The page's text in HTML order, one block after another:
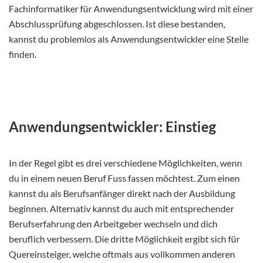
Fachinformatiker für Anwendungsentwicklung wird mit einer
Abschlussprüfung abgeschlossen. Ist diese bestanden,
kannst du problemlos als Anwendungsentwickler eine Stelle
finden.
Anwendungsentwickler: Einstieg
In der Regel gibt es drei verschiedene Möglichkeiten, wenn
du in einem neuen Beruf Fuss fassen möchtest. Zum einen
kannst du als Berufsanfänger direkt nach der Ausbildung
beginnen. Alternativ kannst du auch mit entsprechender
Berufserfahrung den Arbeitgeber wechseln und dich
beruflich verbessern. Die dritte Möglichkeit ergibt sich für
Quereinsteiger, welche oftmals aus vollkommen anderen